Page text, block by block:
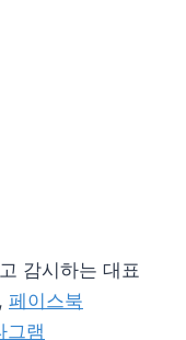
감시하는 대표
, 페이스북
그램